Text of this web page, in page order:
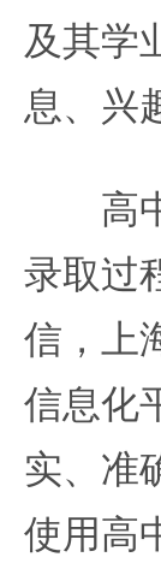
及其学
息、兴
高中
录取过
信，上
信息化
实、准
使用高